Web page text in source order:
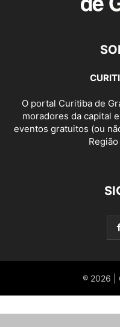
O portal Curitiba de
moradores da capital
eventos gratuitos (ou
® 2026 |